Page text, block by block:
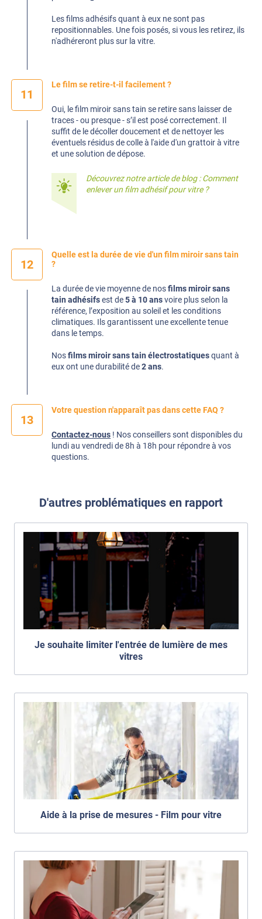
Les films adhésifs quant à eux ne sont pas
repositionnables. Une fois posés, si vous les retirez, ils
n'adhéreront plus sur la vitre.
11
Le film se retire-t-il facilement ?
Oui, le film miroir sans tain se retire sans laisser de
traces - ou presque - s’il est posé correctement. Il
suffit de le décoller doucement et de nettoyer les
éventuels résidus de colle à l'aide d'un grattoir à vitre
et une solution de dépose.
Découvrez notre article de blog :Comment
enlever un film adhésif pour vitre ?
12
Quelle est la durée de vie d'un film miroir sans tain
?
La durée de vie moyenne de nosfilms miroir sans
tain adhésifsest de5 à 10 ansvoire plus selon la
référence, l’exposition au soleil et les conditions
climatiques. Ils garantissent une excellente tenue
dans le temps.
Nosfilms miroir sans tain électrostatiquesquant à
eux ont une durabilité de2 ans.
13
Votre question n'apparaît pas dans cette FAQ ?
Contactez-nous ! Nos conseillers sont disponibles du
lundi au vendredi de 8h à 18h pour répondre à vos
questions.
D'autres problématiques en rapport
Je souhaite limiter l'entrée de lumière de mes
vitres
Aide à la prise de mesures - Film pour vitre